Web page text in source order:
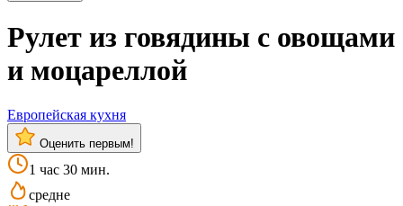
Рулет из говядины с овощами
и моцареллой
Европейская кухня
Оценить первым!
1 час 30 мин.
средне